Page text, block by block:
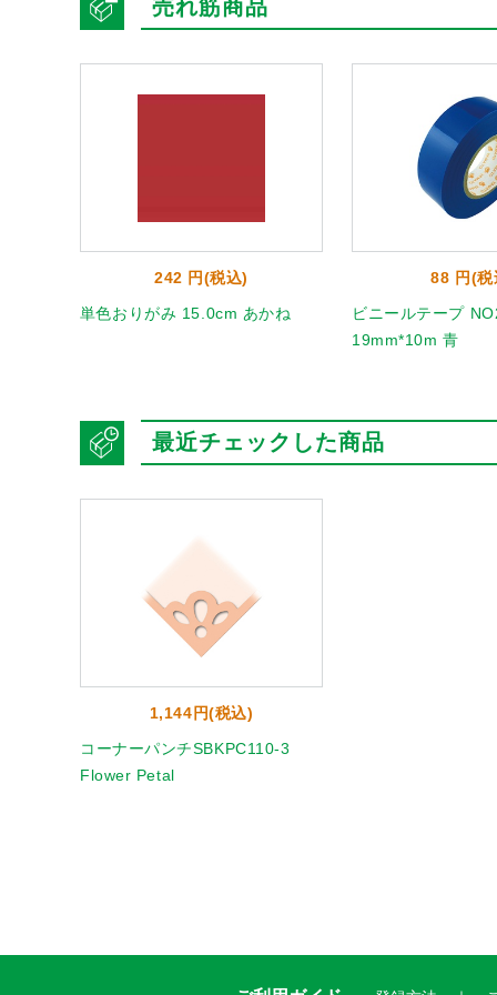
売れ筋商品
242 円(税込)
単色おりがみ 15.0cm あかね
88 円(税
ビニールテープ
19mm*10m 青
最近チェックした商品
1,144円(税込)
コーナーパンチSBKPC110-3
Flower Petal